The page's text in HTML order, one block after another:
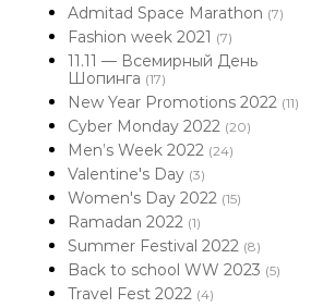
Admitad Space Marathon (7)
Fashion week 2021 (7)
11.11 — Всемирный День
Шопинга (17)
New Year Promotions 2022 (11)
Cyber Monday 2022 (20)
Men’s Week 2022 (24)
Valentine's Day (3)
Women's Day 2022 (15)
Ramadan 2022 (1)
Summer Festival 2022 (8)
Back to school WW 2023 (5)
Travel Fest 2022 (4)